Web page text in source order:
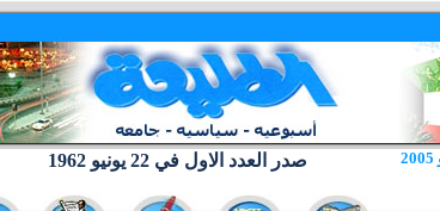
صدر العدد الاول في 22 يونيو 1962